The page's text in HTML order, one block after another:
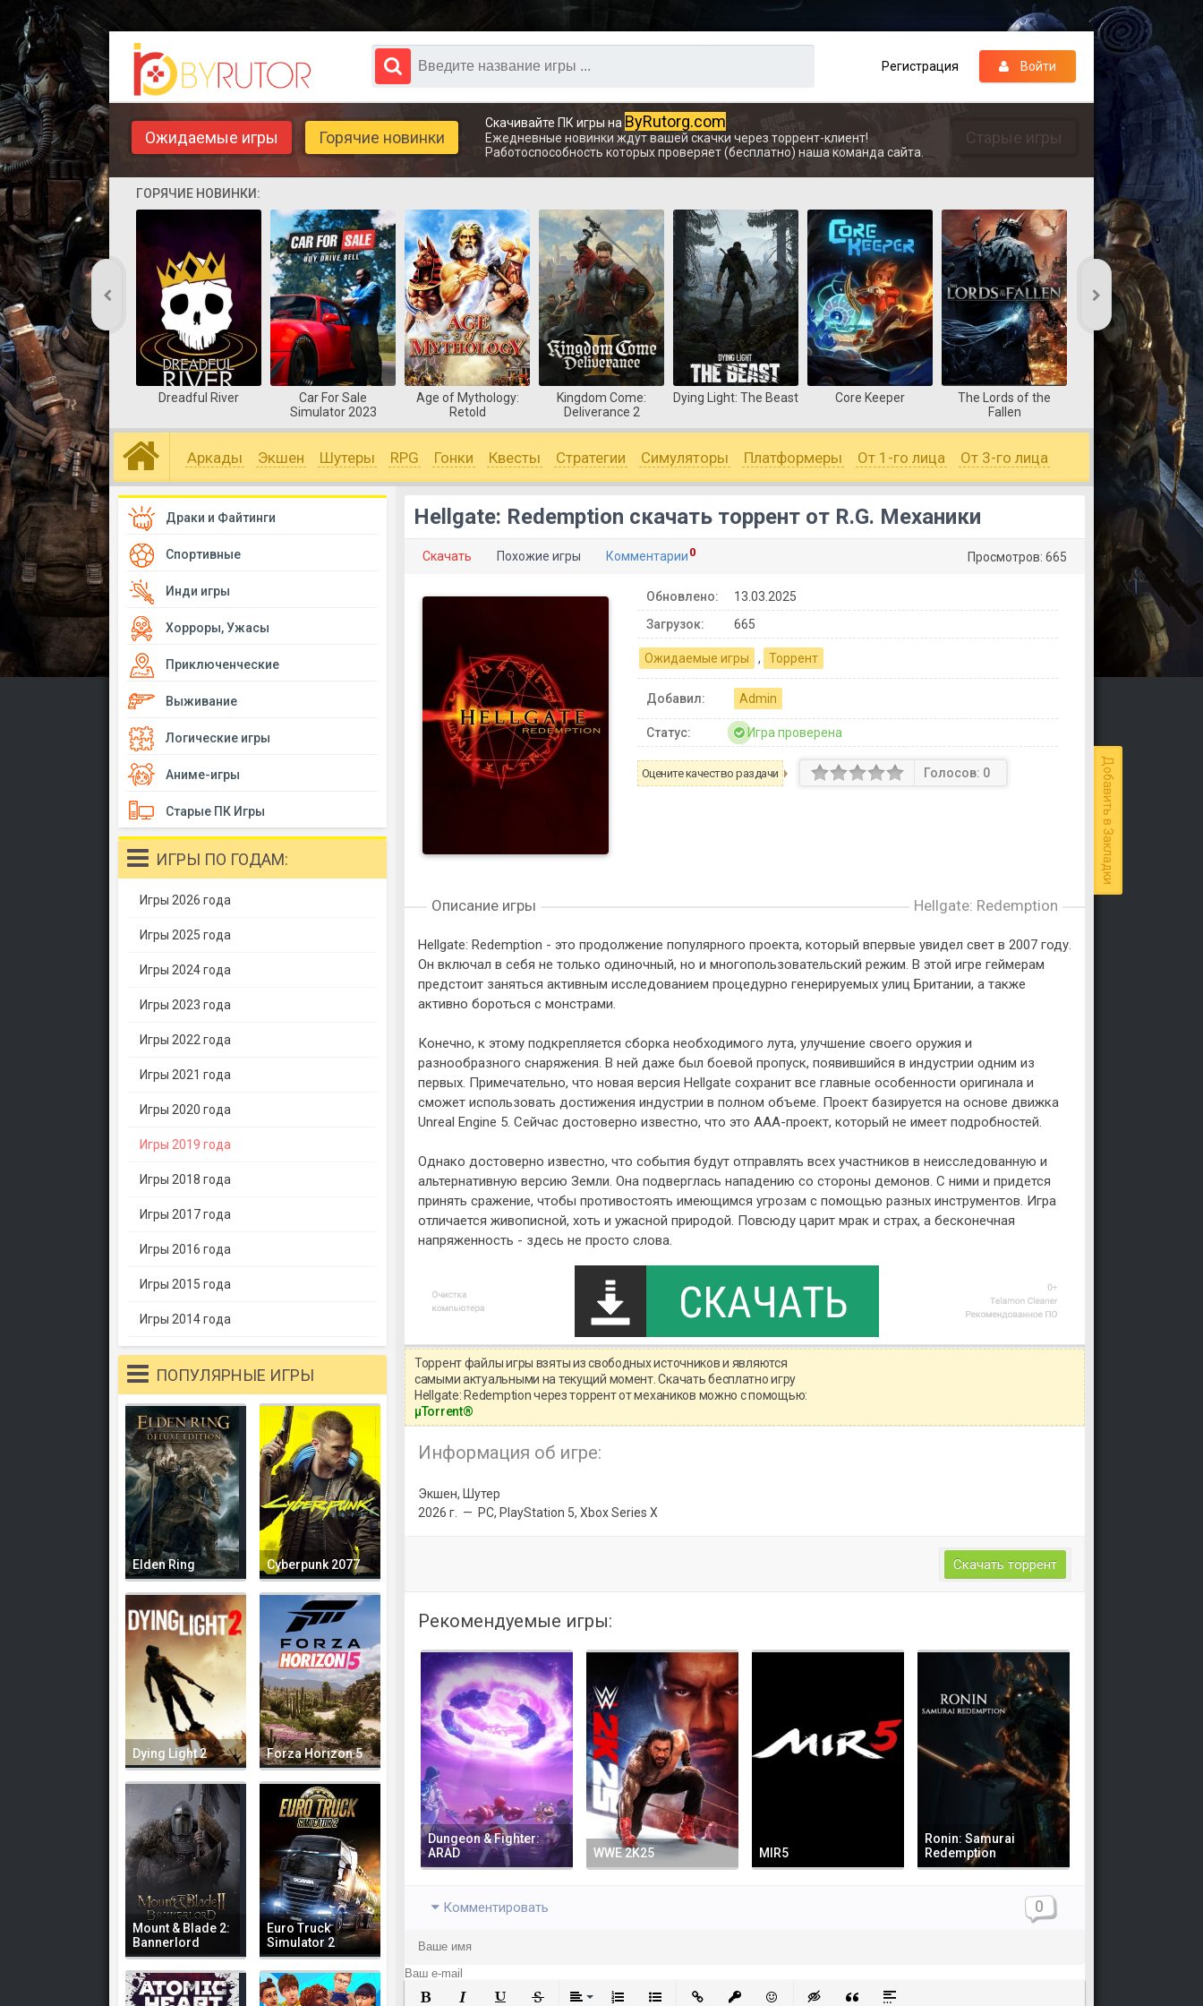
Регистрация Войти
Ожидаемые игры Горячие новинки Старые игры
Скачивайте ПК игры на ByRutorg.com
Ежедневные новинки ждут вашей скачки через торрент-клиент!
Работоспособность которых проверяет (бесплатно) наша команда сайта.
ГОРЯЧИЕ НОВИНКИ:
Dreadful River
Car For Sale
Simulator 2023
Age of Mythology:
Retold
Kingdom Come:
Deliverance 2
Dying Light: The Beast Core Keeper
The Lords of the
Fallen
REANIMAL
Аркады Экшен Шутеры RPG Гонки Квесты Стратегии Симуляторы Платформеры От 1-го лица От 3-го лица
Добавить в Закладки
Hellgate: Redemption скачать торрент от R.G. Механики
Скачать Похожие игры Комментарии 0 Просмотров: 665
Обновлено:
13.03.2025
Загрузок:
665
Ожидаемые игры , Торрент
Добавил: Admin
Статус: Игра проверена
Оцените качество раздачи Голосов: 0
Описание игры Hellgate: Redemption
Hellgate: Redemption - это продолжение популярного проекта, который впервые увидел свет в 2007 году.
Он включал в себя не только одиночный, но и многопользовательский режим. В этой игре геймерам
предстоит заняться активным исследованием процедурно генерируемых улиц Британии, а также
активно бороться с монстрами.
Конечно, к этому подкрепляется сборка необходимого лута, улучшение своего оружия и
разнообразного снаряжения. В ней даже был боевой пропуск, появившийся в индустрии одним из
первых. Примечательно, что новая версия Hellgate сохранит все главные особенности оригинала и
сможет использовать достижения индустрии в полном объеме. Проект базируется на основе движка
Unreal Engine 5. Сейчас достоверно известно, что это AAA-проект, который не имеет подробностей.
Однако достоверно известно, что события будут отправлять всех участников в неисследованную и
альтернативную версию Земли. Она подверглась нападению со стороны демонов. С ними и придется
принять сражение, чтобы противостоять имеющимся угрозам с помощью разных инструментов. Игра
отличается живописной, хоть и ужасной природой. Повсюду царит мрак и страх, а бесконечная
напряженность - здесь не просто слова.
информацией о репаке.
Торрент файлы игры взяты из свободных источников и являются
самыми актуальными на текущий момент. Скачать бесплатно игру
Hellgate: Redemption через торрент от механиков можно с помощью:
μTorrent®
Информация об игре:
Экшен, Шутер
2026 г. — PC, PlayStation 5, Xbox Series X
Скачать торрент
Рекомендуемые игры:
Dungeon & Fighter:
ARAD
WWE 2K25 MIR5
Ronin: Samurai
Redemption
Комментировать 0
Драки и Файтинги
Спортивные
Инди игры
Хорроры, Ужасы
Приключенческие
Выживание
Логические игры
Аниме-игры
Старые ПК Игры
ИГРЫ ПО ГОДАМ:
Игры 2026 года
Игры 2025 года
Игры 2024 года
Игры 2023 года
Игры 2022 года
Игры 2021 года
Игры 2020 года
Игры 2019 года
Игры 2018 года
Игры 2017 года
Игры 2016 года
Игры 2015 года
Игры 2014 года
ПОПУЛЯРНЫЕ ИГРЫ
Elden Ring Cyberpunk 2077
Dying Light 2 Forza Horizon 5
Mount & Blade 2:
Bannerlord
Euro Truck
Simulator 2